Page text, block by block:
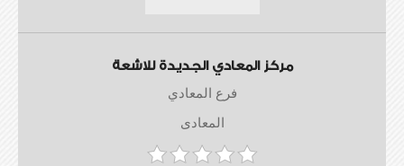
مركز المعادي الجديدة للاشعة
فرع المعادي
المعادى